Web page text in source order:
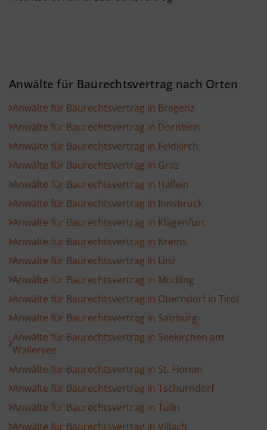
Anwälte für Baurechtsvertrag nach Orten
Anwälte für Baurechtsvertrag in Bregenz
Anwälte für Baurechtsvertrag in Dornbirn
Anwälte für Baurechtsvertrag in Feldkirch
Anwälte für Baurechtsvertrag in Graz
Anwälte für Baurechtsvertrag in Hallein
Anwälte für Baurechtsvertrag in Innsbruck
Anwälte für Baurechtsvertrag in Klagenfurt
Anwälte für Baurechtsvertrag in Krems
Anwälte für Baurechtsvertrag in Linz
Anwälte für Baurechtsvertrag in Mödling
Anwälte für Baurechtsvertrag in Oberndorf in Tirol
Anwälte für Baurechtsvertrag in Salzburg
Anwälte für Baurechtsvertrag in Seekirchen am
Wallersee
Anwälte für Baurechtsvertrag in St. Florian
Anwälte für Baurechtsvertrag in Tschurndorf
Anwälte für Baurechtsvertrag in Tulln
Anwälte für Baurechtsvertrag in Villach